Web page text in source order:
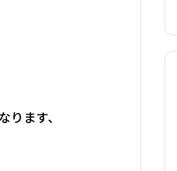
ます、